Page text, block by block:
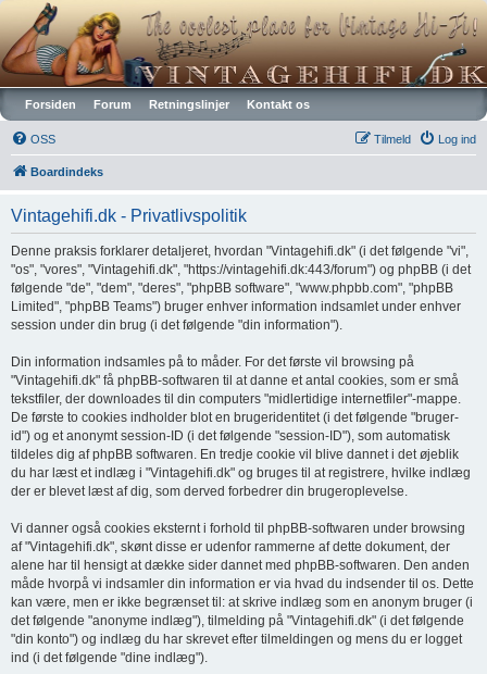
Vintagehifi.dk
Forsiden Forum Retningslinjer Kontakt os
OSS Log ind
Tilmeld
Boardindeks
Vintagehifi.dk - Privatlivspolitik
Denne praksis forklarer detaljeret, hvordan "Vintagehifi.dk" (i det følgende "vi",
"os", "vores", "Vintagehifi.dk", "https://vintagehifi.dk:443/forum") og phpBB (i det
følgende "de", "dem", "deres", "phpBB software", "www.phpbb.com", "phpBB
Limited", "phpBB Teams") bruger enhver information indsamlet under enhver
session under din brug (i det følgende "din information").
Din information indsamles på to måder. For det første vil browsing på
"Vintagehifi.dk" få phpBB-softwaren til at danne et antal cookies, som er små
tekstfiler, der downloades til din computers "midlertidige internetfiler"-mappe.
De første to cookies indholder blot en brugeridentitet (i det følgende "bruger-
id") og et anonymt session-ID (i det følgende "session-ID"), som automatisk
tildeles dig af phpBB softwaren. En tredje cookie vil blive dannet i det øjeblik
du har læst et indlæg i "Vintagehifi.dk" og bruges til at registrere, hvilke indlæg
der er blevet læst af dig, som derved forbedrer din brugeroplevelse.
Vi danner også cookies eksternt i forhold til phpBB-softwaren under browsing
af "Vintagehifi.dk", skønt disse er udenfor rammerne af dette dokument, der
alene har til hensigt at dække sider dannet med phpBB-softwaren. Den anden
måde hvorpå vi indsamler din information er via hvad du indsender til os. Dette
kan være, men er ikke begrænset til: at skrive indlæg som en anonym bruger (i
det følgende "anonyme indlæg"), tilmelding på "Vintagehifi.dk" (i det følgende
"din konto") og indlæg du har skrevet efter tilmeldingen og mens du er logget
ind (i det følgende "dine indlæg").